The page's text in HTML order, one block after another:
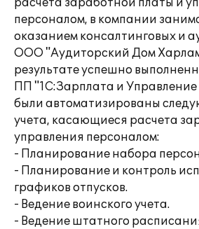
расчета заработной платы и
персоналом, в компании
оказанием консалтинговых и
ООО "Аудиторский Дом
результате успешно
ПП "1С:Зарплата и
были автоматизированы
учета, касающиеся расчета
управления персоналом:
- Планирование набора
- Планирование и контроль
графиков отпусков.
- Ведение воинского учета.
- Ведение штатного